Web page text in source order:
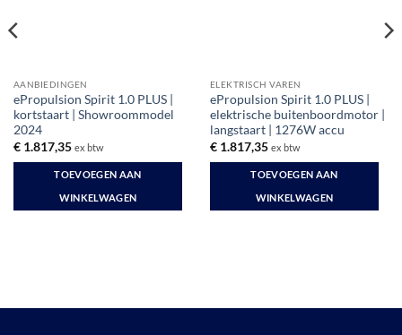
AANBIEDINGEN
ePropulsion Spirit 1.0 PLUS |
kortstaart | Showroommodel
2024
€1.817,35 ex btw
TOEVOEGEN AAN
WINKELWAGEN
ELEKTRISCH VAREN
ePropulsion Spirit 1.0 PLUS |
elektrische buitenboordmotor |
langstaart | 1276W accu
€1.817,35 ex btw
TOEVOEGEN AAN
WINKELWAGEN